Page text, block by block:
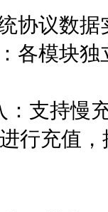
协议数
各模块
支持慢
行充值